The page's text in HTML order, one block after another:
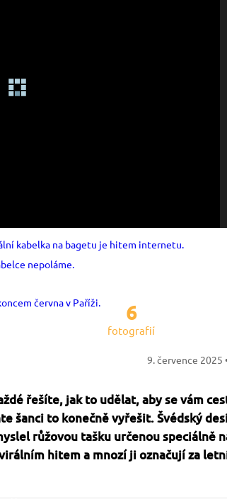
6
fotografií
9. července 2025
řešíte, jak to udělat, aby se vám
šanci to konečně vyřešit. Švédský
růžovou tašku určenou speciálně
hitem a mnozí ji označují za